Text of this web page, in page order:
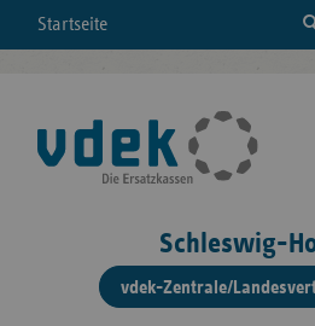
Startseite
Schleswig-
vdek-Zentrale/